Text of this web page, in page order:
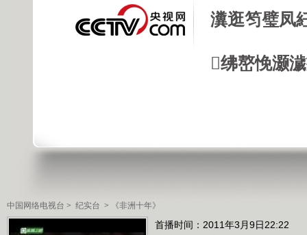
瀵逛笉璧凤
绋嶅悗灏
中国网络电视台 > 纪实台 > 《非洲十年》
首播时间：2011年3月9日22:22